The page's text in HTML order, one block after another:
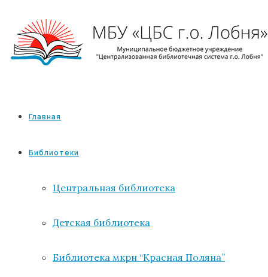
Главная
Библиотеки
Центральная библиотека
Детская библиотека
Библиотека мкрн “Красная Поляна”